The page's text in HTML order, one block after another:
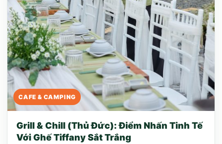
CAFE & CAMPING
Grill & Chill (Thủ Đức): Điểm Nhấn Tinh Tế
Với Ghế Tiffany Sắt Trắng